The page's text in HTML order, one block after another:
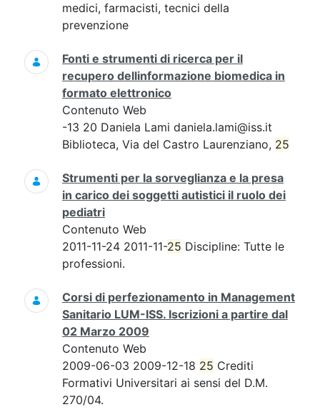
medici, farmacisti, tecnici della
prevenzione
Fonti e strumenti di ricerca per il
recupero dellinformazione biomedica in
formato elettronico
Contenuto Web
-13 20 Daniela Lami daniela.lami@iss.it
Biblioteca, Via del Castro Laurenziano, 25
Strumenti per la sorveglianza e la presa
in carico dei soggetti autistici il ruolo dei
pediatri
Contenuto Web
2011-11-24 2011-11-25 Discipline: Tutte le
professioni.
Corsi di perfezionamento in Management
Sanitario LUM-ISS. Iscrizioni a partire dal
02 Marzo 2009
Contenuto Web
2009-06-03 2009-12-18 25 Crediti
Formativi Universitari ai sensi del D.M.
270/04.